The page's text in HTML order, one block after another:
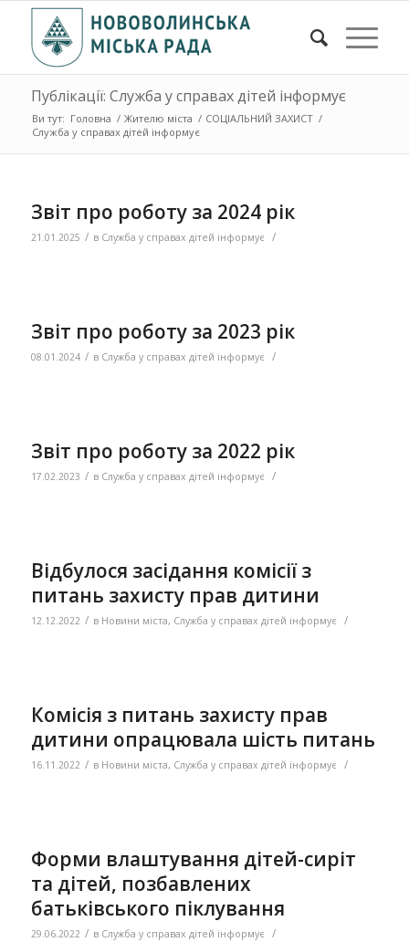
Публікації: Служба у справах дітей інформує
Ви тут: Головна / Жителю міста / СОЦІАЛЬНИЙ ЗАХИСТ /
Служба у справах дітей інформує
Звіт про роботу за 2024 рік
21.01.2025 / в Служба у справах дітей інформує /
Звіт про роботу за 2023 рік
08.01.2024 / в Служба у справах дітей інформує /
Звіт про роботу за 2022 рік
17.02.2023 / в Служба у справах дітей інформує /
Відбулося засідання комісії з
питань захисту прав дитини
12.12.2022 / в Новини міста, Служба у справах дітей інформує /
Комісія з питань захисту прав
дитини опрацювала шість питань
16.11.2022 / в Новини міста, Служба у справах дітей інформує /
Форми влаштування дітей-сиріт
та дітей, позбавлених
батьківського піклування
29.06.2022 / в Служба у справах дітей інформує /